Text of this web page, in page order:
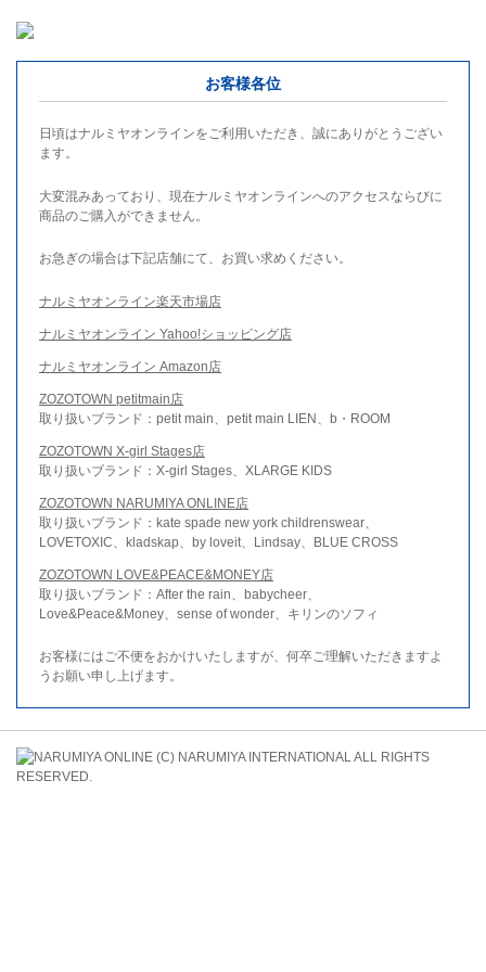
お客様各位
日頃はナルミヤオンラインをご利用いただき、誠にありがとうござい
ます。
大変混みあっており、現在ナルミヤオンラインへのアクセスならびに
商品のご購入ができません。
お急ぎの場合は下記店舗にて、お買い求めください。
ナルミヤオンライン楽天市場店
ナルミヤオンライン Yahoo!ショッピング店
ナルミヤオンライン Amazon店
ZOZOTOWN petitmain店
取り扱いブランド：petit main、petit main LIEN、b・ROOM
ZOZOTOWN X-girl Stages店
取り扱いブランド：X-girl Stages、XLARGE KIDS
ZOZOTOWN NARUMIYA ONLINE店
取り扱いブランド：kate spade new york childrenswear、
LOVETOXIC、kladskap、by loveit、Lindsay、BLUE CROSS
ZOZOTOWN LOVE&PEACE&MONEY店
取り扱いブランド：After the rain、babycheer、
Love&Peace&Money、sense of wonder、キリンのソフィ
お客様にはご不便をおかけいたしますが、何卒ご理解いただきますよ
うお願い申し上げます。